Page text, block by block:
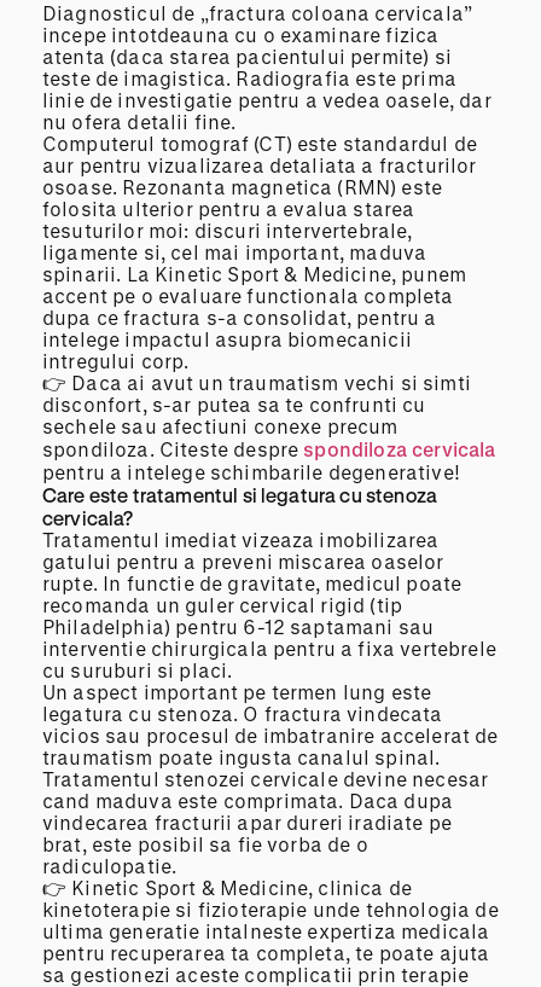
Diagnosticul de „fractura coloana cervicala”
incepe intotdeauna cu o examinare fizica
atenta (daca starea pacientului permite) si
teste de imagistica. Radiografia este prima
linie de investigatie pentru a vedea oasele, dar
nu ofera detalii fine.
Computerul tomograf (CT) este standardul de
aur pentru vizualizarea detaliata a fracturilor
osoase. Rezonanta magnetica (RMN) este
folosita ulterior pentru a evalua starea
tesuturilor moi: discuri intervertebrale,
ligamente si, cel mai important, maduva
spinarii. La Kinetic Sport & Medicine, punem
accent pe o evaluare functionala completa
dupa ce fractura s-a consolidat, pentru a
intelege impactul asupra biomecanicii
intregului corp.
👉 Daca ai avut un traumatism vechi si simti
disconfort, s-ar putea sa te confrunti cu
sechele sau afectiuni conexe precum
spondiloza. Citeste despre spondiloza cervicala
pentru a intelege schimbarile degenerative!
Care este tratamentul si legatura cu stenoza
cervicala?
Tratamentul imediat vizeaza imobilizarea
gatului pentru a preveni miscarea oaselor
rupte. In functie de gravitate, medicul poate
recomanda un guler cervical rigid (tip
Philadelphia) pentru 6-12 saptamani sau
interventie chirurgicala pentru a fixa vertebrele
cu suruburi si placi.
Un aspect important pe termen lung este
legatura cu stenoza. O fractura vindecata
vicios sau procesul de imbatranire accelerat de
traumatism poate ingusta canalul spinal.
Tratamentul stenozei cervicale devine necesar
cand maduva este comprimata. Daca dupa
vindecarea fracturii apar dureri iradiate pe
brat, este posibil sa fie vorba de o
radiculopatie.
👉 Kinetic Sport & Medicine, clinica de
kinetoterapie si fizioterapie unde tehnologia de
ultima generatie intalneste expertiza medicala
pentru recuperarea ta completa, te poate ajuta
sa gestionezi aceste complicatii prin terapie